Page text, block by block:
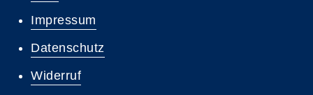
Impressum
Datenschutz
Widerruf